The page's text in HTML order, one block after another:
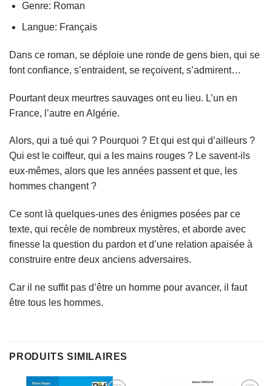
Genre: Roman
Langue: Français
Dans ce roman, se déploie une ronde de gens bien, qui se
font confiance, s’entraident, se reçoivent, s’admirent…
Pourtant deux meurtres sauvages ont eu lieu. L’un en
France, l’autre en Algérie.
Alors, qui a tué qui ? Pourquoi ? Et qui est qui d’ailleurs ?
Qui est le coiffeur, qui a les mains rouges ? Le savent-ils
eux-mêmes, alors que les années passent et que, les
hommes changent ?
Ce sont là quelques-unes des énigmes posées par ce
texte, qui recèle de nombreux mystères, et aborde avec
finesse la question du pardon et d’une relation apaisée à
construire entre deux anciens adversaires.
Car il ne suffit pas d’être un homme pour avancer, il faut
être tous les hommes.
PRODUITS SIMILAIRES